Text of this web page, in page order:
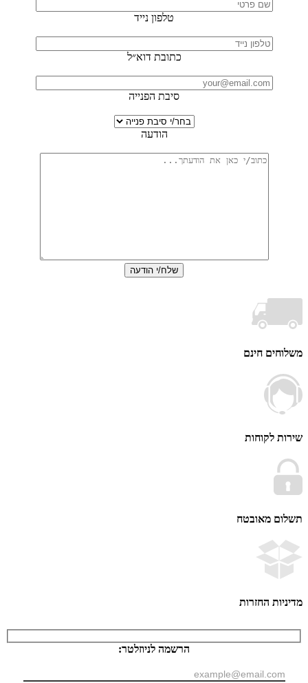
טלפון נייד
כתובת דוא״ל
סיבת הפנייה
חינם
לקוחות
מאובטח
החזרות
הרשמה לניוזלטר: